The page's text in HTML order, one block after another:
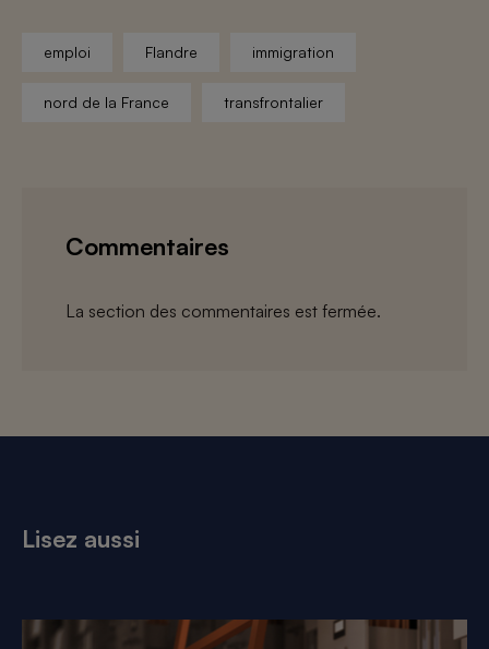
emploi Flandre immigration
nord de la France transfrontalier
Commentaires
La section des commentaires est fermée.
Lisez aussi